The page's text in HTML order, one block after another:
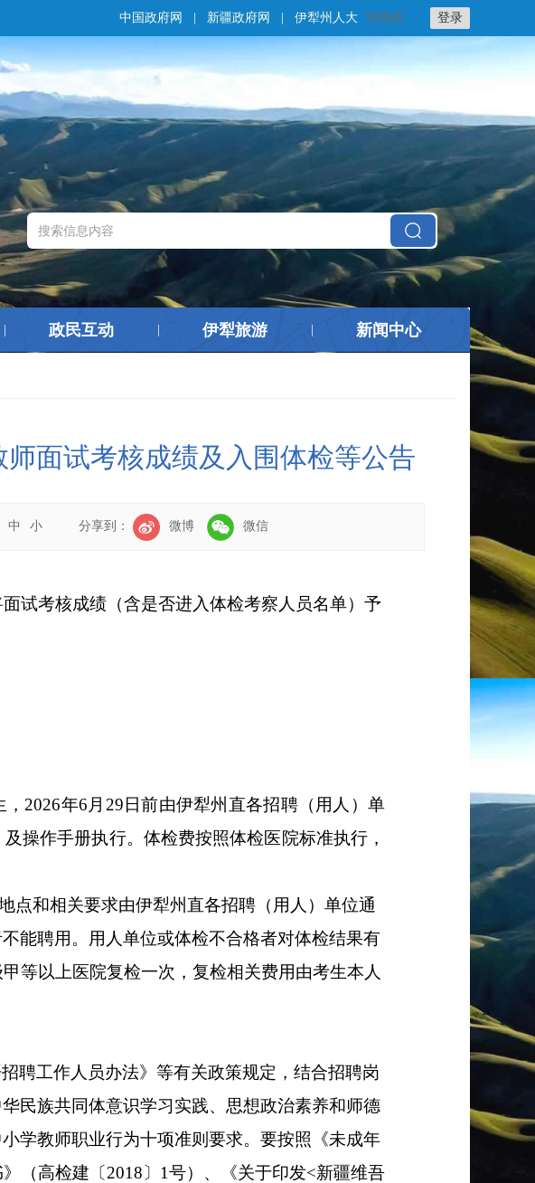
登录
无障碍
中国政府网 新疆政府网 伊犁州人大
政民互动 伊犁旅游 新闻中心
面试考核成绩及入围体检等公告
中 小 分享到： 微博 微信
试考核成绩（含是否进入体检考察人员名单）予
2026年6 月 29日前由伊犁州直各招聘（ 用人 ）单
操作手册执行。 体检费按照体检医院标准执行，
点和相关要求由伊犁州直各招聘（ 用人 ）单位通
能聘用。 用人单位或体检不合格者对体检结果有
等以上医院复检一次，复检相关费用由考生本人
聘工作人员办法》等有关政策规定，结合招聘岗
民族共同体意识学习实践、思想政治素养和师德
学教师职业行为十项准则 要求。 要按照《未成年
（高检建〔2018〕 1号）、《关于印发<新疆维吾